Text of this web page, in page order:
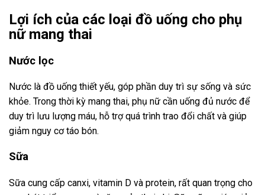
Lợi ích của các loại đồ uống cho phụ
nữ mang thai
Nước lọc
Nước là đồ uống thiết yếu, góp phần duy trì sự sống và sức
khỏe. Trong thời kỳ mang thai, phụ nữ cần uống đủ nước để
duy trì lưu lượng máu, hỗ trợ quá trình trao đổi chất và giúp
giảm nguy cơ táo bón.
Sữa
Sữa cung cấp canxi, vitamin D và protein, rất quan trọng cho